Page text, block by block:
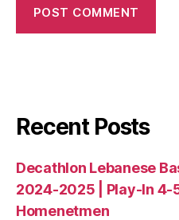
Recent Posts
Decathlon Lebanese
2024-2025 | Play-In 4-
Homenetmen